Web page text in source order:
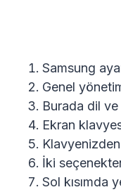
Samsung
Genel
Burada dil
Ekran
Klavyenizden
İki
Sol kısımda